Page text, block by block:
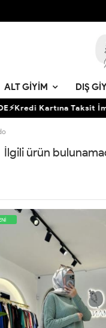
ALT GIYIM DIŞ
Kartına Taksit
İlgili ürün
YENİ